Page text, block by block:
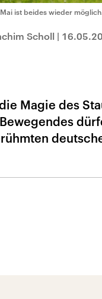
ist beides wieder
Scholl |
Magie des